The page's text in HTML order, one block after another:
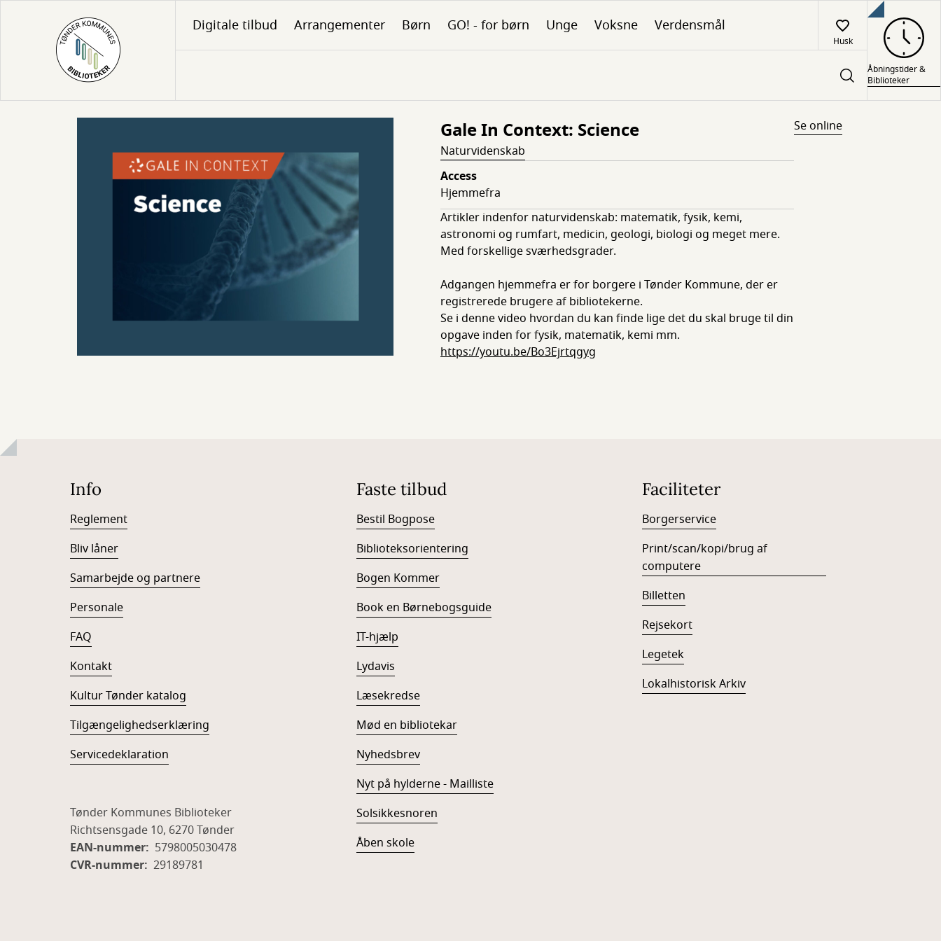
hovedindhold
Digitale tilbud Arrangementer Børn GO! - for børn Unge Voksne Verdensmål
Husk
Åbningstider &
Biblioteker
Gale In Context: Science
Naturvidenskab
Access
Hjemmefra
Artikler indenfor naturvidenskab: matematik, fysik, kemi,
astronomi og rumfart, medicin, geologi, biologi og meget mere.
Med forskellige sværhedsgrader.
Adgangen hjemmefra er for borgere i Tønder Kommune, der er
registrerede brugere af bibliotekerne.
Se i denne video hvordan du kan finde lige det du skal bruge til din
opgave inden for fysik, matematik, kemi mm.
https://youtu.be/Bo3Ejrtqgyg
Se online
Info
Reglement
Bliv låner
Samarbejde og partnere
Personale
FAQ
Kontakt
Kultur Tønder katalog
Tilgængelighedserklæring
Servicedeklaration
Tønder Kommunes Biblioteker
Richtsensgade 10, 6270 Tønder
EAN-nummer: 5798005030478
CVR-nummer: 29189781
Faste tilbud
Bestil Bogpose
Biblioteksorientering
Bogen Kommer
Book en Børnebogsguide
IT-hjælp
Lydavis
Læsekredse
Mød en bibliotekar
Nyhedsbrev
Nyt på hylderne - Mailliste
Solsikkesnoren
Åben skole
Faciliteter
Borgerservice
Print/scan/kopi/brug af
computere
Billetten
Rejsekort
Legetek
Lokalhistorisk Arkiv